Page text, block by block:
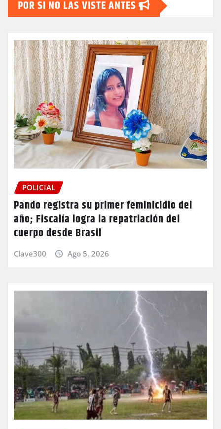
POR SI NO LAS VISTE ANTES
POLICIAL
Pando registra su primer feminicidio del
año; Fiscalía logra la repatriación del
cuerpo desde Brasil
Clave300 Ago 5, 2026